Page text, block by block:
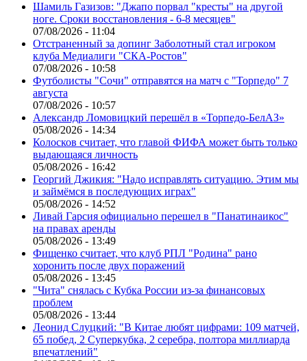
Шамиль Газизов: "Джапо порвал "кресты" на другой
ноге. Сроки восстановления - 6-8 месяцев"
07/08/2026 - 11:04
Отстраненный за допинг Заболотный стал игроком
клуба Медиалиги "СКА-Ростов"
07/08/2026 - 10:58
Футболисты "Сочи" отправятся на матч с "Торпедо" 7
августа
07/08/2026 - 10:57
Александр Ломовицкий перешёл в «Торпедо-БелАЗ»
05/08/2026 - 14:34
Колосков считает, что главой ФИФА может быть только
выдающаяся личность
05/08/2026 - 16:42
Георгий Джикия: "Надо исправлять ситуацию. Этим мы
и займёмся в последующих играх"
05/08/2026 - 14:52
Ливай Гарсия официально перешел в "Панатинаикос"
на правах аренды
05/08/2026 - 13:49
Фищенко считает, что клуб РПЛ "Родина" рано
хоронить после двух поражений
05/08/2026 - 13:45
"Чита" снялась с Кубка России из-за финансовых
проблем
05/08/2026 - 13:44
Леонид Слуцкий: "В Китае любят цифрами: 109 матчей,
65 побед, 2 Суперкубка, 2 серебра, полтора миллиарда
впечатлений"